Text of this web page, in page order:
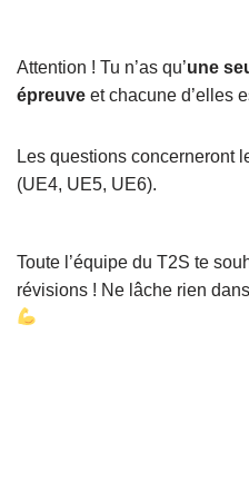
Attention ! Tu n’as qu’une
épreuve et chacune d’elles
Les questions concerneront
(UE4, UE5, UE6).
Toute l’équipe du T2S te
révisions ! Ne lâche rien